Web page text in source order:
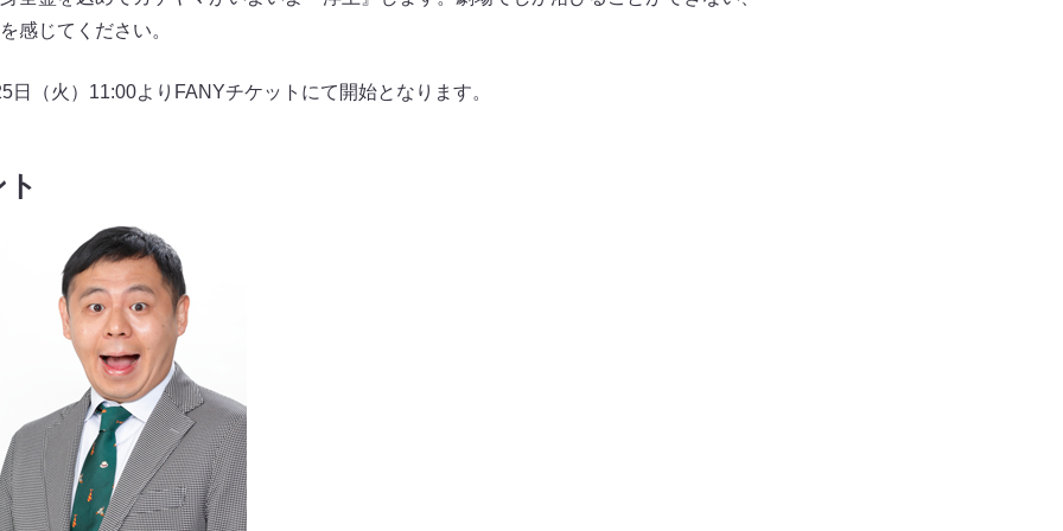
感じてください。
日（火）11:00よりFANYチケットにて開始となります。